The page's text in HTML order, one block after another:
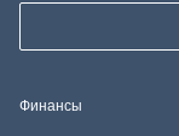
Финансы